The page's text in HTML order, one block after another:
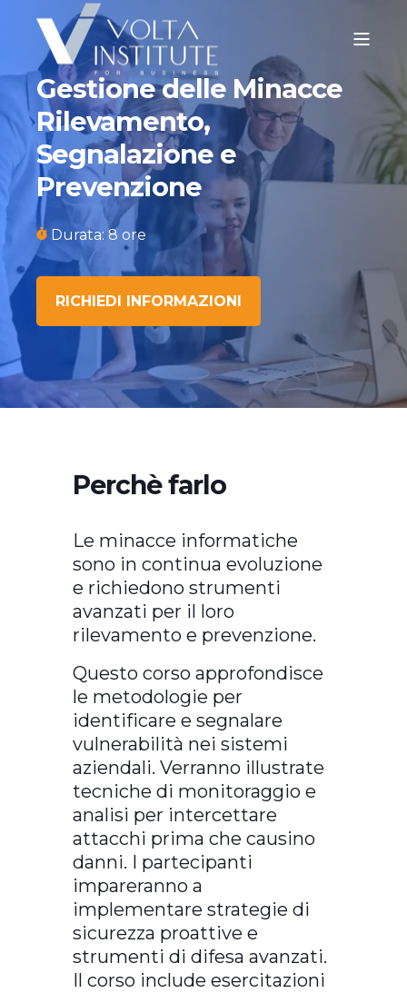
Gestione delle Minacce
Rilevamento,
Segnalazione e
Prevenzione
Durata: 8 ore
RICHIEDI INFORMAZIONI
Perchè farlo
Le minacce informatiche
sono in continua evoluzione
e richiedono strumenti
avanzati per il loro
rilevamento e prevenzione.
Questo corso approfondisce
le metodologie per
identificare e segnalare
vulnerabilità nei sistemi
aziendali. Verranno illustrate
tecniche di monitoraggio e
analisi per intercettare
attacchi prima che causino
danni. I partecipanti
impareranno a
implementare strategie di
sicurezza proattive e
strumenti di difesa avanzati.
Il corso include esercitazioni